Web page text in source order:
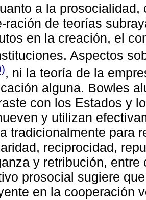
a la
ración de teorías
en la creación, el
Aspectos
, ni la teoría de la
alguna. Bowles
con los Estados y
y utilizan
tradicionalmente para
reciprocidad,
y retribución,
prosocial sugiere
en la cooperación